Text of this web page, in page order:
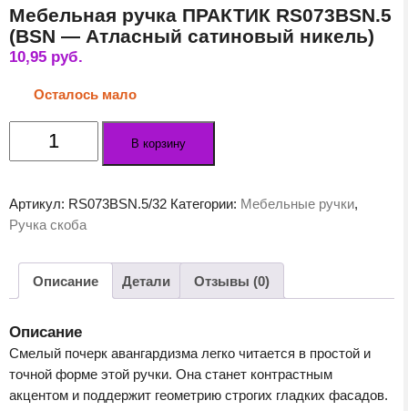
Мебельная ручка ПРАКТИК RS073BSN.5
(BSN — Атласный сатиновый никель)
10,95 руб.
Осталось мало
Количество
товара
ПРАКТИК
RS073BSN.5
Атласный
никель)
В корзину
Артикул: RS073BSN.5/32 Категории: Мебельные ручки,
Ручка скоба
Описание Детали Отзывы (0)
Описание
Смелый почерк авангардизма легко читается в простой и
точной форме этой ручки. Она станет контрастным
акцентом и поддержит геометрию строгих гладких фасадов.